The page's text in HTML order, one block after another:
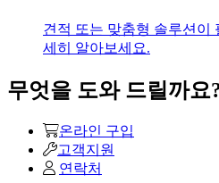
견적 또는 맞춤형 솔루션이
세히 알아보세요.
무엇을 도와 드릴까요
온라인 구입
고객지원
연락처